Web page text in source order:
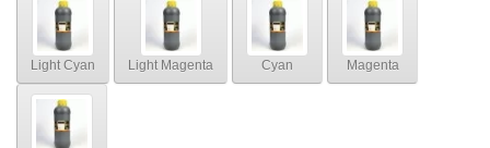
Light Cyan Light Magenta Cyan Magenta